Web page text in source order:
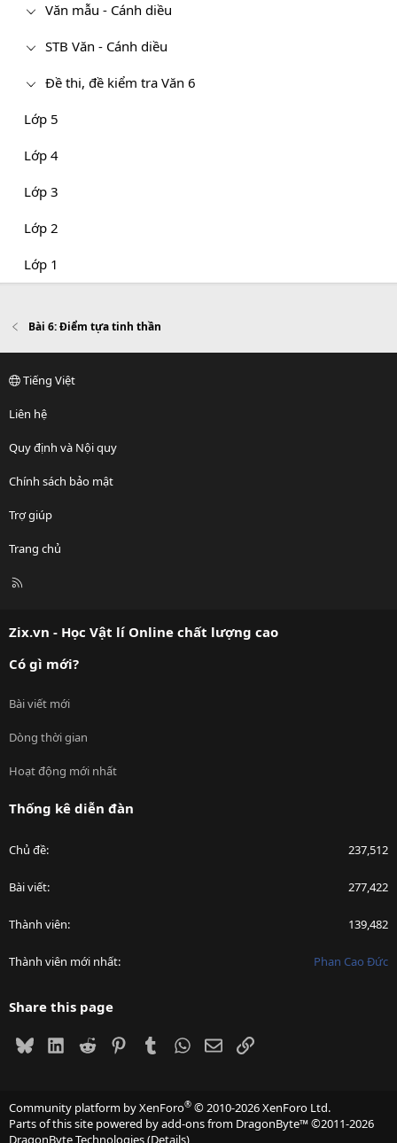
Văn mẫu - Cánh diều
STB Văn - Cánh diều
Đề thi, đề kiểm tra Văn 6
Lớp 5
Lớp 4
Lớp 3
Lớp 2
Lớp 1
Bài 6: Điểm tựa tinh thần
Tiếng Việt
Liên hệ
Quy định và Nội quy
Chính sách bảo mật
Trợ giúp
Trang chủ
R
Zix.vn - Học Vật lí Online chất lượng cao
Có gì mới?
Bài viết mới
Dòng thời gian
Hoạt động mới nhất
Thống kê diễn đàn
Chủ đề 237,512
Bài viết 277,422
Thành viên 139,482
Thành viên mới nhất Phan Cao Đức
Share this page
BlueskyLinkedIn
Reddit PinterestTumblrWhatsApp
EmailLink
Community platform by XenForo® © 2010-2026 XenForo Ltd.
Parts of this site powered byadd-ons from DragonByte™©2011-2026
DragonByte Technologies(Details)